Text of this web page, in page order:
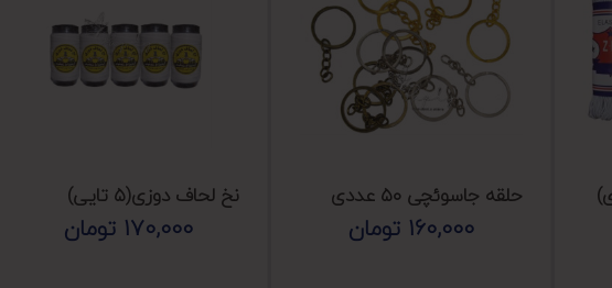
حلقه جاسوئچی ۵۰ عددی
160,000 تومان
نخ لحاف دوزی(۵ تایی)
170,000 تومان